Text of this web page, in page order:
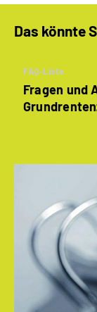
Das könnte
FAQ-Liste
Fragen und